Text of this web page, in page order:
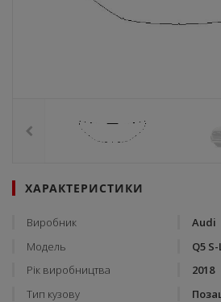
ХАРАКТЕРИСТИКИ
Виробник
Audi
Модель
Q5
Рік виробництва
2018
Тип кузову